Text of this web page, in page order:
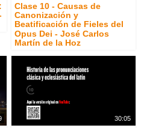
Clase 10 - Causas de
Canonización y
Beatificación de Fieles del
Opus Dei - José Carlos
Martín de la Hoz
30:05